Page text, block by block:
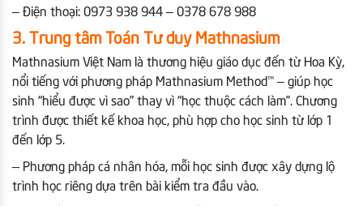
– Điện thoại: 0973 938 944 – 0378 678 988
3. Trung tâm Toán Tư duy Mathnasium
Mathnasium Việt Nam là thương hiệu giáo dục đến từ Hoa Kỳ,
nổi tiếng với phương pháp Mathnasium Method™ – giúp học
sinh “hiểu được vì sao” thay vì “học thuộc cách làm”. Chương
trình được thiết kế khoa học, phù hợp cho học sinh từ lớp 1
đến lớp 5.
– Phương pháp cá nhân hóa, mỗi học sinh được xây dựng lộ
trình học riêng dựa trên bài kiểm tra đầu vào.